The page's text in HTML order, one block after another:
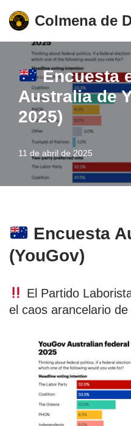
Saltar
contenido
Colmena de
Encuesta
Australia de
2025)
11 de abril de 2025
Encuesta
(YouGov)
El Partido
el caos arancelario de